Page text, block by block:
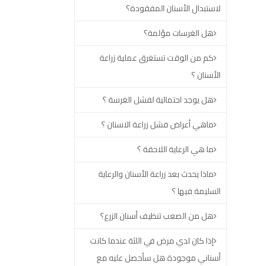
لاستبدال الأسنان المفقودة؟
هل الغرسات مؤلمة؟
كم من الوقت تستغرق عملية زراعة
الأسنان ؟
هل يوجد احتمالية لفشل الغرسة ؟
ماهي أعراض فشل زراعة الاسنان ؟
ما هي الرعاية اللاحقة ؟
ماذا يحدث بعد زراعة الأسنان والرعاية
السليمة فيها ؟
هل من الصعب تنظيف أسنان الزرع؟
إذا كان لدي مرض في اللثة عندما كانت
أسناني موجودة هل سأحصل عليه مع